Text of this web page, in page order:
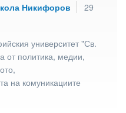
Никифоров
29
университет "Св.
от политика, медии,
на комуникациите